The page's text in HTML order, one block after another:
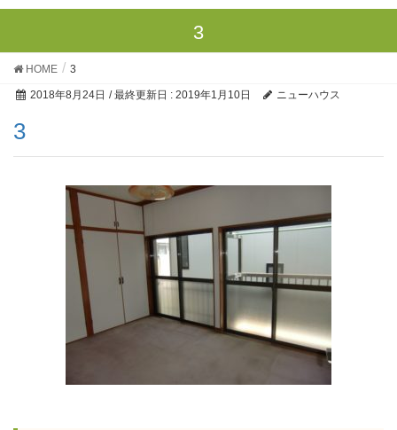
3
HOME 3
2018年8月24日 / 最終更新日 : 2019年1月10日 ニューハウス
3